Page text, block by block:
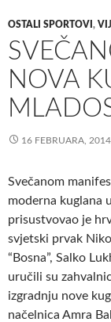
OSTALI SPORTOVI ,
NOVA
16 FEBRUARA, 2014
Svečanom
moderna kuglana
prisustvovao je
svjetski prvak
“Bosna”, Salko
uručili su
izgradnju nove
načelnica Amra